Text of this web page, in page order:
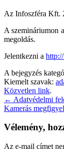
Az Infoszféra Kft.
A szemináriumon
megoldás.
Jelentkezni a
A bejegyzés
Kiemelt szavak:
Közvetlen link.
← Adatvédelmi
Kamerás
Vélemény,
Az e-mail címet